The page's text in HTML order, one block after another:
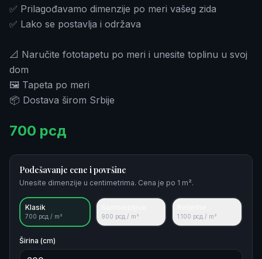
✅ Prilagođavamo dimenzije po meri vašeg zida
✅ Lako se postavlja i održava
📐 Naručite fototapetu po meri i unesite toplinu u svoj
dom
🖼️ Tapeta po meri
📦 Dostava širom Srbije
700 рсд
Podešavanje cene i površine
Unesite dimenzije u centimetrima. Cena je po 1 m².
Klasik
700 рсд / m² 900 рсд / m² 1.100 рсд / m²
Širina (cm)